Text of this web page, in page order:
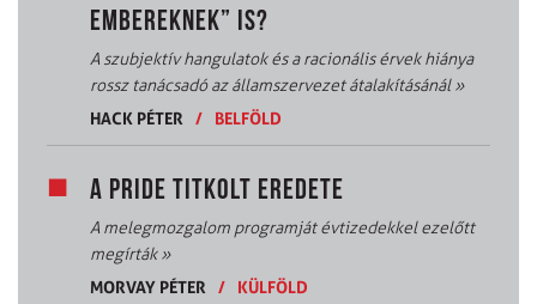
EMBEREKNEK” IS?
A szubjektív hangulatok és a racionális érvek hiánya
rossz tanácsadó az államszervezet átalakításánál»
HACK PÉTER
/ BELFÖLD
A PRIDE TITKOLT EREDETE
A melegmozgalom programját évtizedekkel ezelőtt
megírták»
MORVAY PÉTER
/ KÜLFÖLD